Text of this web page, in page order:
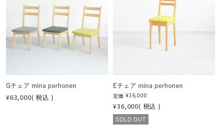
像
Gチェア mina perhonen
¥63,000 税込
りに
登録
する
Eチェア mina perhonen
定価 ¥36,000
¥36,000 税込
SOLD OUT